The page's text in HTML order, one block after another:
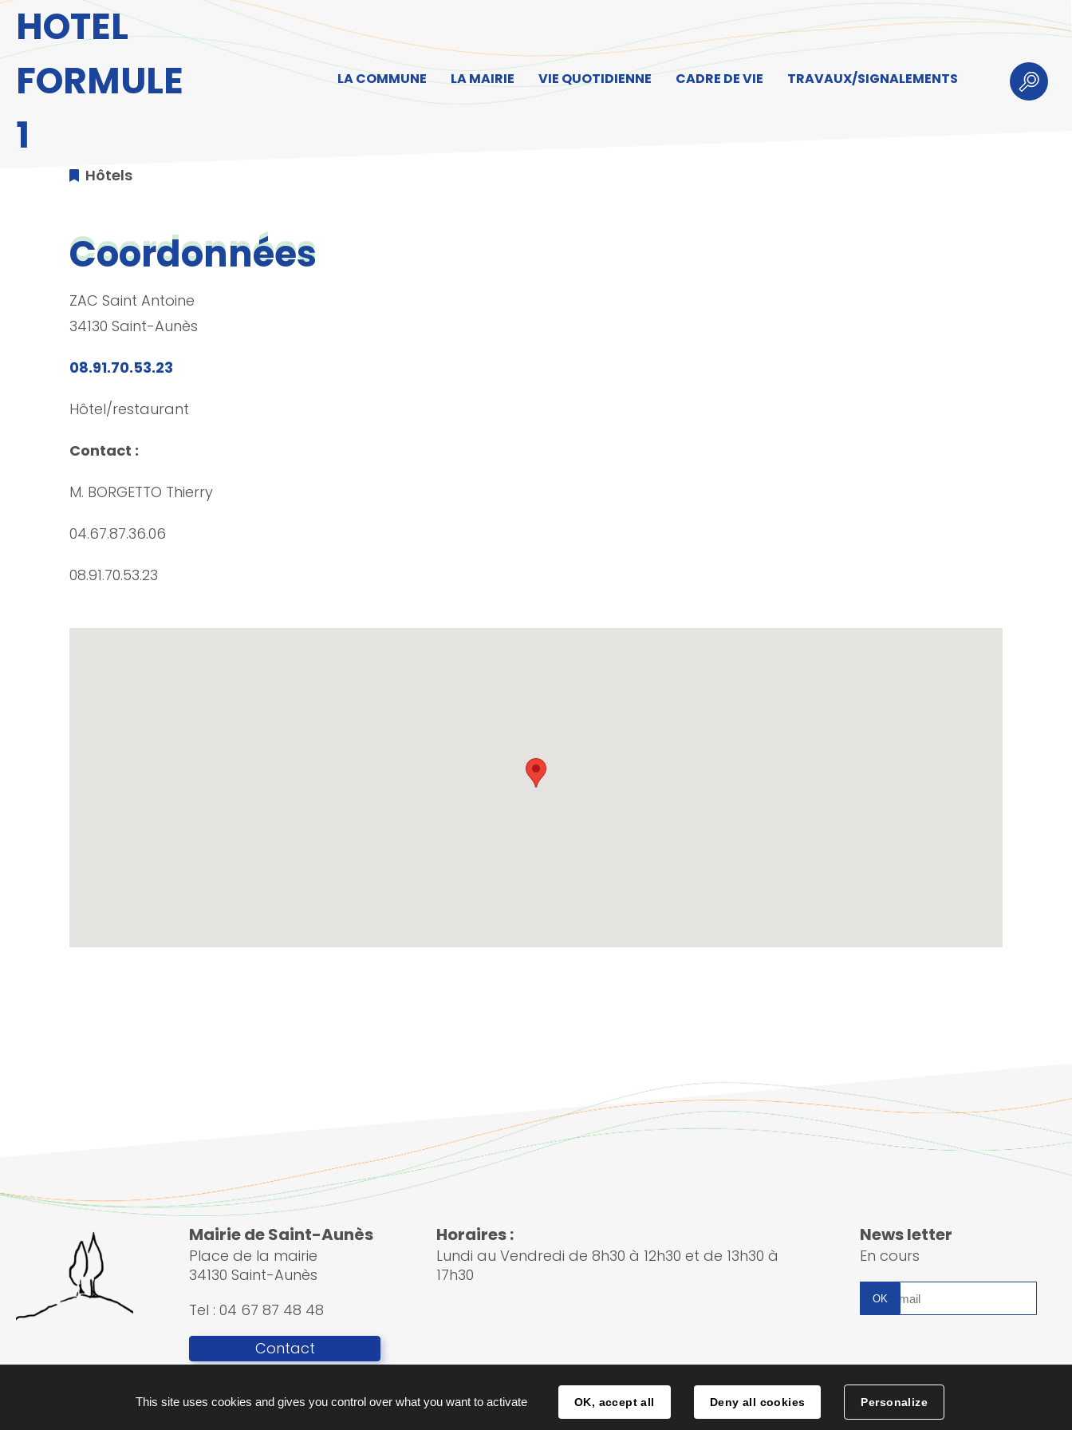
HOTEL
FORMULE
1
LA COMMUNE LA MAIRIE VIE QUOTIDIENNE CADRE DE VIE TRAVAUX/SIGNALEMENTS
Hôtels
Coordonnées
ZAC Saint Antoine
34130 Saint-Aunès
08.91.70.53.23
Hôtel/restaurant
Contact :
M. BORGETTO Thierry
04.67.87.36.06
08.91.70.53.23
Mairie de Saint-Aunès
Place de la mairie
34130 Saint-Aunès
Tel : 04 67 87 48 48
Contact
Horaires :
Lundi au Vendredi de 8h30 à 12h30 et de 13h30 à
17h30
News letter
En cours
Inscription
à
Plan du site Mentions légales Traitement des données Accessibilité
This site uses cookies and gives you control over what you want to activate OK, accept all Deny all cookies Personalize